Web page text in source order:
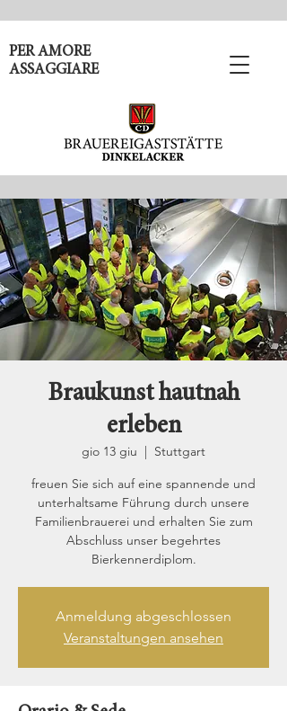
PER AMORE
ASSAGGIARE
Braukunst hautnah
erleben
gio 13 giu
  |
Stuttgart
freuen Sie sich auf eine spannende und
unterhaltsame Führung durch unsere
Familienbrauerei und erhalten Sie zum
Abschluss unser begehrtes
Bierkennerdiplom.
Anmeldung abgeschlossen
Veranstaltungen ansehen